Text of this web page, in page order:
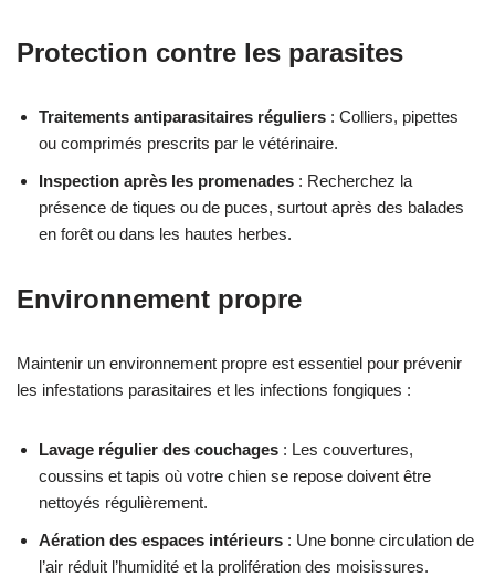
Protection contre les parasites
Traitements antiparasitaires réguliers : Colliers, pipettes
ou comprimés prescrits par le vétérinaire.
Inspection après les promenades : Recherchez la
présence de tiques ou de puces, surtout après des balades
en forêt ou dans les hautes herbes.
Environnement propre
Maintenir un environnement propre est essentiel pour prévenir
les infestations parasitaires et les infections fongiques :
Lavage régulier des couchages : Les couvertures,
coussins et tapis où votre chien se repose doivent être
nettoyés régulièrement.
Aération des espaces intérieurs : Une bonne circulation de
l’air réduit l’humidité et la prolifération des moisissures.